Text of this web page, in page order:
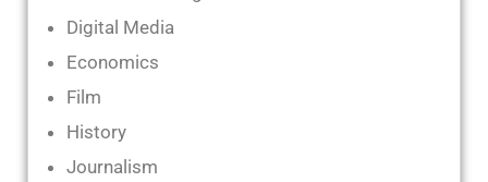
Digital Media
Economics
Film
History
Journalism